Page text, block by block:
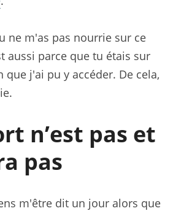
ne m'as pas nourrie sur ce
aussi parce que tu étais sur
que j'ai pu y accéder. De cela,
n’est pas et
pas
m'être dit un jour alors que